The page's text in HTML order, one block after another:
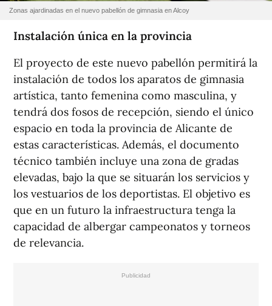
Zonas ajardinadas en el nuevo pabellón de gimnasia en Alcoy
Instalación única en la provincia
El proyecto de este nuevo pabellón permitirá la
instalación de todos los aparatos de gimnasia
artística, tanto femenina como masculina, y
tendrá dos fosos de recepción, siendo el único
espacio en toda la provincia de Alicante de
estas características. Además, el documento
técnico también incluye una zona de gradas
elevadas, bajo la que se situarán los servicios y
los vestuarios de los deportistas. El objetivo es
que en un futuro la infraestructura tenga la
capacidad de albergar campeonatos y torneos
de relevancia.